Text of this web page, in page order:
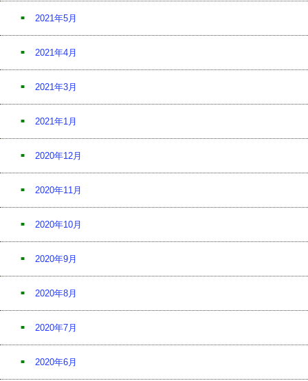
2021年5月
2021年4月
2021年3月
2021年1月
2020年12月
2020年11月
2020年10月
2020年9月
2020年8月
2020年7月
2020年6月